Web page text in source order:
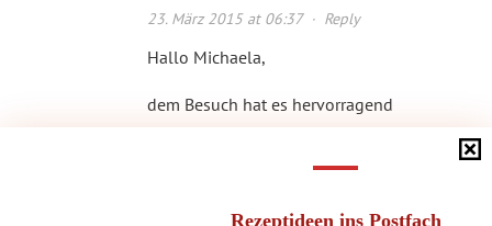
Rezeptideen ins Postfach
23. März 2015 at 06:37· Reply
Hallo Michaela,
dem Besuch hat es hervorragend
letzten Krümel aufgegessen :)
Liebe Grüße